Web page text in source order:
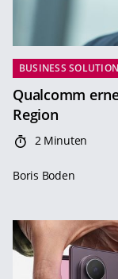
BUSINESS
Qualcomm
Region
2 Minuten
Boris Boden